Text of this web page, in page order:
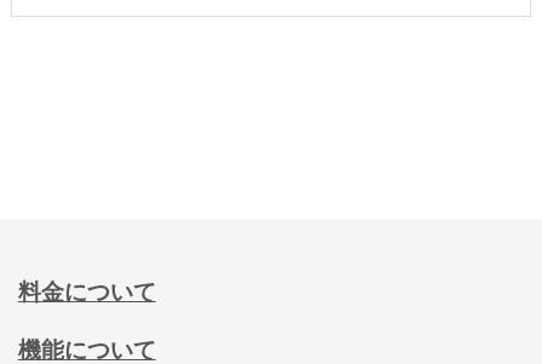
料金について
機能について